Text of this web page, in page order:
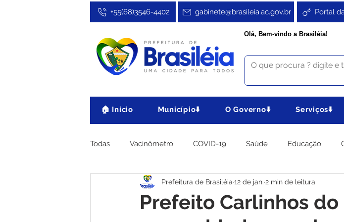
Portal
gabinete@brasileia.ac.gov.br
+55(68)3546-4402
Olá, Bem-vindo a Brasiléia!
🏠 Início Município⬇️ O Governo⬇️ Serviços⬇️
Todas Vacinômetro COVID-19 Saúde Educação
Cultura, Festa e Esporte No Gabinete Agricultura e
Prefeito Carlinhos
Prefeitura de Brasiléia 12 de jan. 2 min de leitura